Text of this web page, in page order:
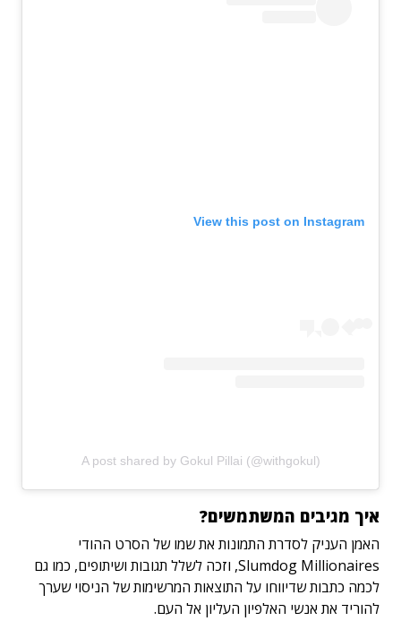
View this post on Instagram
A post shared by Gokul Pillai (@withgokul)
איך מגיבים המשתמשים?
האמן העניק לסדרת התמונות את שמו של הסרט ההודי
Slumdog Millionaires, וזכה לשלל תגובות ושיתופים, כמו גם
לכמה כתבות שדיווחו על התוצאות המרשימות של הניסוי שערך
להוריד את אנשי האלפיון העליון אל העם.